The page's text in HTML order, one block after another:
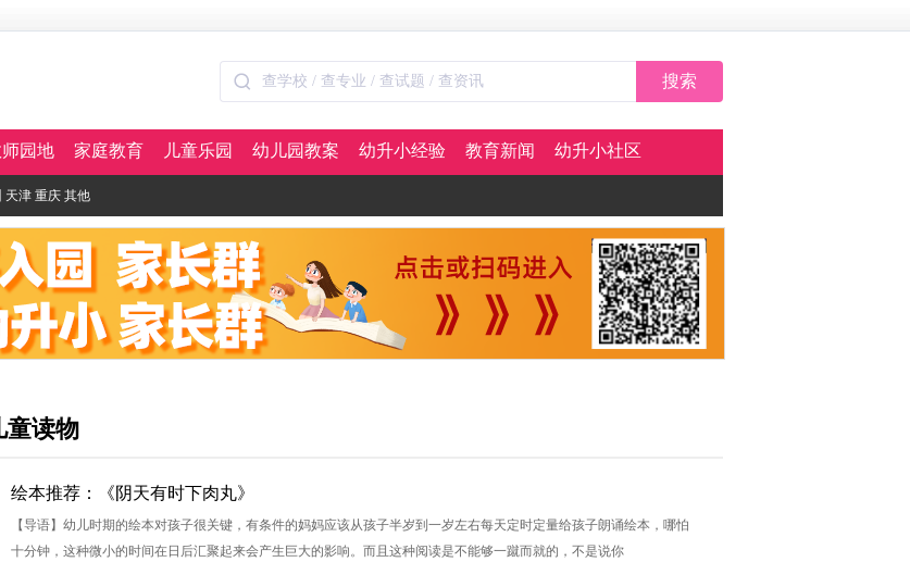
搜索
园地 家庭教育 儿童乐园 幼儿园教案 幼升小经验 教育新闻 幼升小社区
天津 重庆 其他
童读物
绘本推荐：《阴天有时下肉丸》
【导语】幼儿时期的绘本对孩子很关键，有条件的妈妈应该从孩子半岁到一岁左右每天定时定量给孩子朗诵绘本，哪怕
十分钟，这种微小的时间在日后汇聚起来会产生巨大的影响。而且这种阅读是不能够一蹴而就的，不是说你